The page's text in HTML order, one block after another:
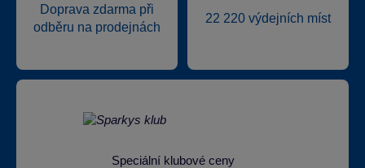
Doprava zdarma při
odběru na prodejnách
22 220 výdejních míst
Speciální klubové ceny